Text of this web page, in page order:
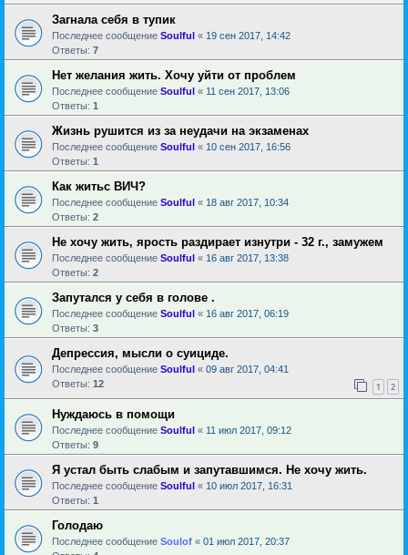
Загнала себя в тупик
Последнее сообщение Soulful « 19 сен 2017, 14:42
Ответы: 7
Нет желания жить. Хочу уйти от проблем
Последнее сообщение Soulful « 11 сен 2017, 13:06
Ответы: 1
Жизнь рушится из за неудачи на экзаменах
Последнее сообщение Soulful « 10 сен 2017, 16:56
Ответы: 1
Как житьс ВИЧ?
Последнее сообщение Soulful « 18 авг 2017, 10:34
Ответы: 2
Не хочу жить, ярость раздирает изнутри - 32 г., замужем
Последнее сообщение Soulful « 16 авг 2017, 13:38
Ответы: 2
Запутался у себя в голове .
Последнее сообщение Soulful « 16 авг 2017, 06:19
Ответы: 3
Депрессия, мысли о суициде.
Последнее сообщение Soulful « 09 авг 2017, 04:41
Ответы: 12 1 2
Нуждаюсь в помощи
Последнее сообщение Soulful « 11 июл 2017, 09:12
Ответы: 9
Я устал быть слабым и запутавшимся. Не хочу жить.
Последнее сообщение Soulful « 10 июл 2017, 16:31
Ответы: 1
Голодаю
Последнее сообщение Soulof « 01 июл 2017, 20:37